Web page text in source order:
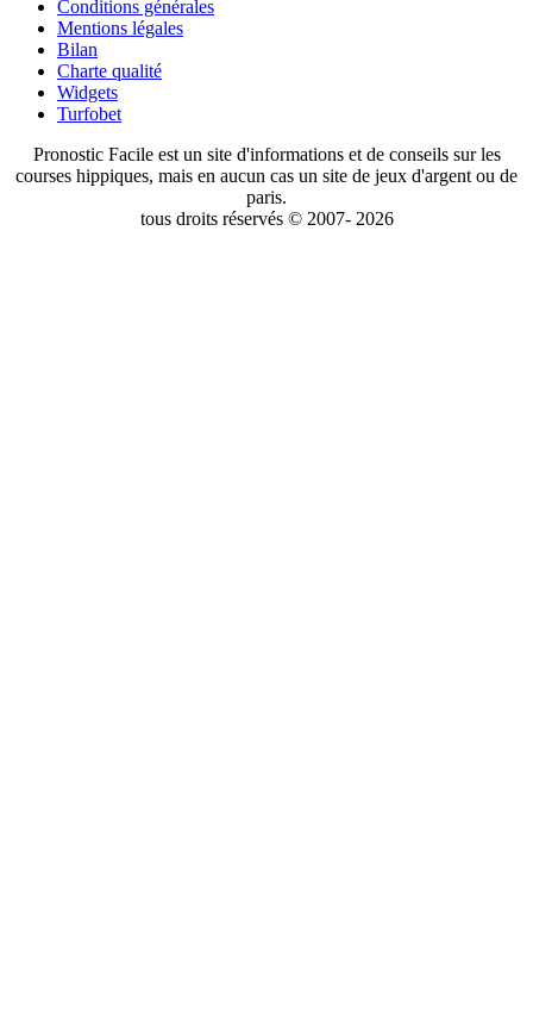
Conditions générales
Mentions légales
Bilan
Charte qualité
Widgets
Turfobet
Pronostic Facile est un site d'informations et de conseils sur les
courses hippiques, mais en aucun cas un site de jeux d'argent ou de
paris.
tous droits réservés © 2007- 2026